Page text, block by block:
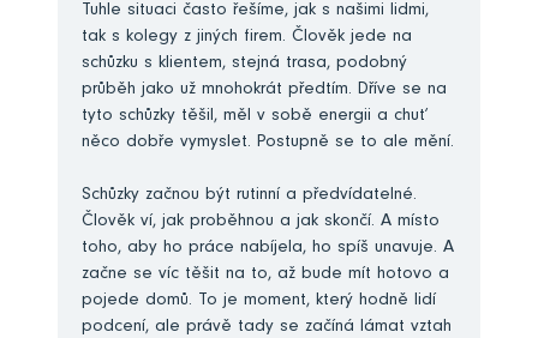
Tuhle situaci často řešíme, jak s našimi lidmi,
tak s kolegy z jiných firem. Člověk jede na
schůzku s klientem, stejná trasa, podobný
průběh jako už mnohokrát předtím. Dříve se na
tyto schůzky těšil, měl v sobě energii a chuť
něco dobře vymyslet. Postupně se to ale mění.
Schůzky začnou být rutinní a předvídatelné.
Člověk ví, jak proběhnou a jak skončí. A místo
toho, aby ho práce nabíjela, ho spíš unavuje. A
začne se víc těšit na to, až bude mít hotovo a
pojede domů. To je moment, který hodně lidí
podcení, ale právě tady se začíná lámat vztah